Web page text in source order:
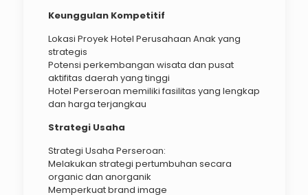
Keunggulan Kompetitif
Lokasi Proyek Hotel Perusahaan Anak yang
strategis
Potensi perkembangan wisata dan pusat
aktifitas daerah yang tinggi
Hotel Perseroan memiliki fasilitas yang lengkap
dan harga terjangkau
Strategi Usaha
Strategi Usaha Perseroan:
Melakukan strategi pertumbuhan secara
organic dan anorganik
Memperkuat brand image